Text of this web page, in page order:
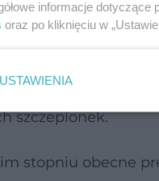
mutacja wirusa
prof. Derek
i to szybciej
powodować jego
szczepionek.
stopniu obecne
informacje
oraz po kliknięciu w
USTAWIENIA